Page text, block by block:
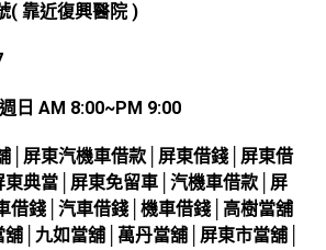
( 靠近復興醫院 )
日 AM 8:00~PM 9:00
│屏東汽機車借款 │屏東借錢 │屏東借
東典當 屏東免留車 │汽機車借款
屏
借錢 │汽車借錢 │機車借錢 │高樹當舖
舖 │九如當舖 │萬丹當舖 │屏東市當舖